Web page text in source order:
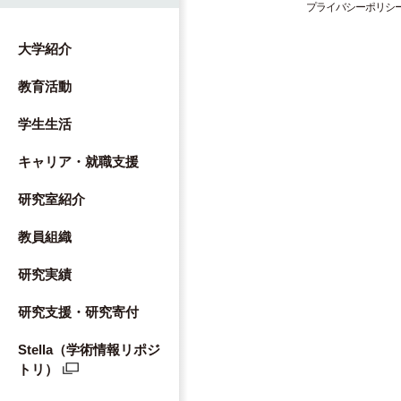
大学紹介
教育活動
学生生活
キャリア・就職支援
研究室紹介
教員組織
研究実績
研究支援・研究寄付
Stella（学術情報リポジ
トリ）
プライバシーポリシ